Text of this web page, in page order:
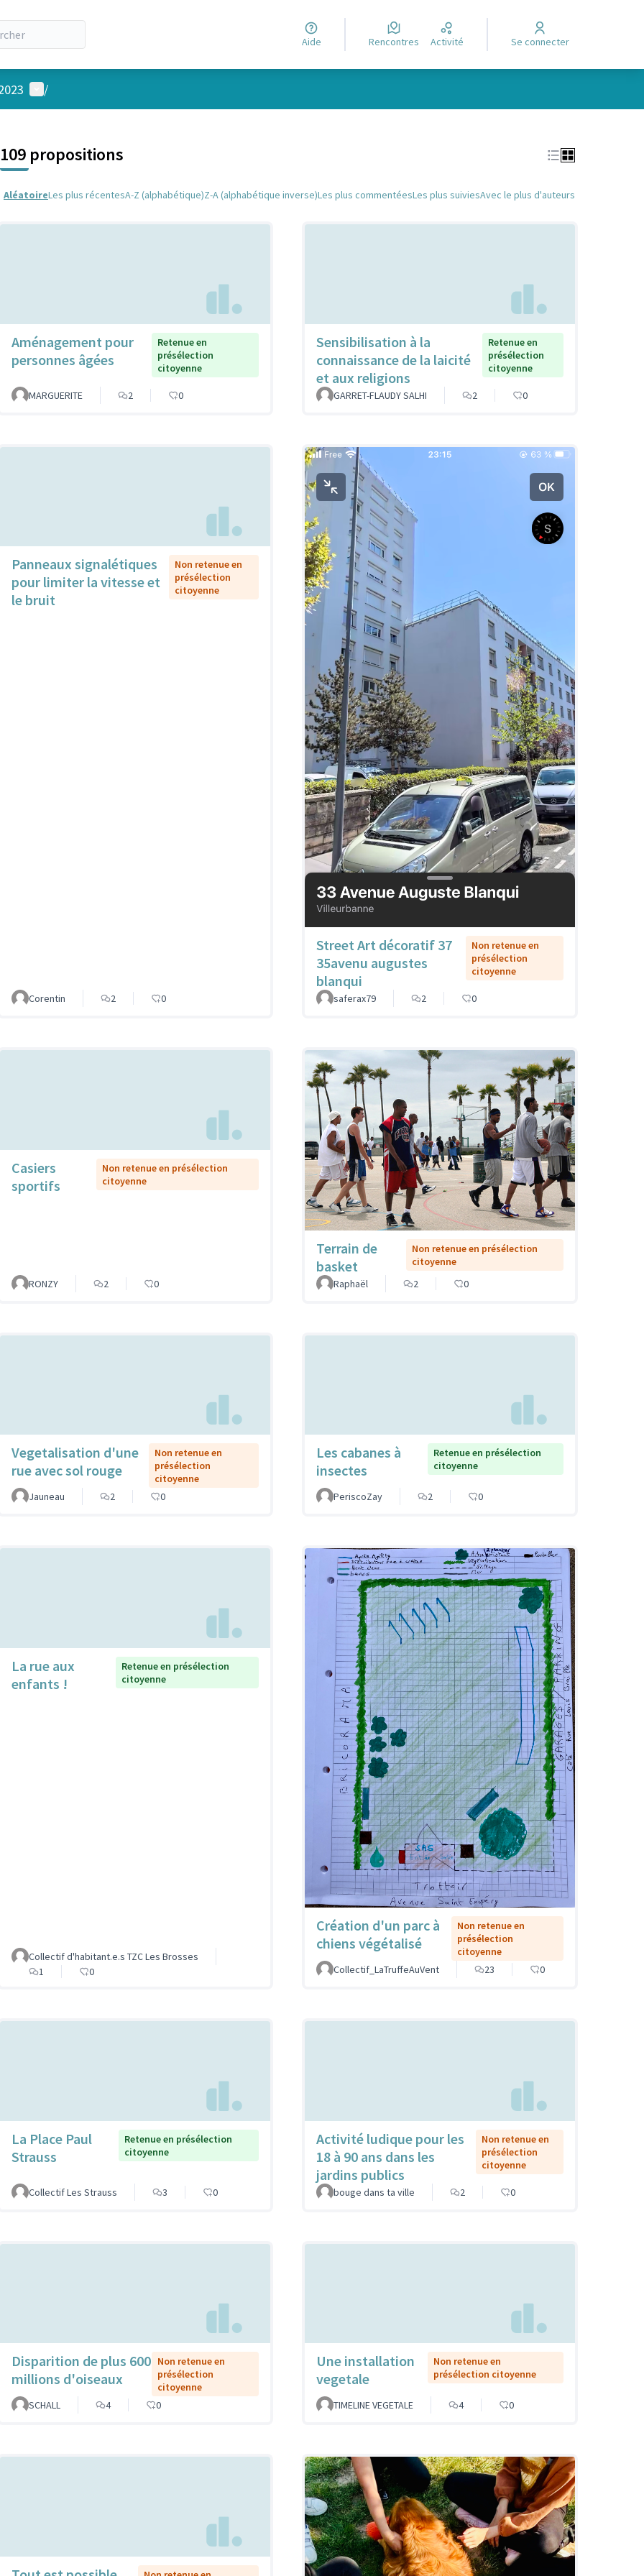
Aide Rencontres Activité Se connecter
Menu utilisateur
/
109 propositions
AléatoireLes plus récentesA-Z (alphabétique)Z-A (alphabétique inverse)Les plus commentéesLes plus suiviesAvec le plus d'auteurs
Aménagement pour
personnes âgées
Retenue en
présélection
citoyenne
MARGUERITE 2 0
Sensibilisation à la
connaissance de la laicité
et aux religions
Retenue en
présélection
citoyenne
GARRET-FLAUDY SALHI 2 0
Panneaux signalétiques
pour limiter la vitesse et
le bruit
Non retenue en
présélection
citoyenne
Corentin 2 0
Street Art décoratif 37
35avenu augustes
blanqui
Non retenue en
présélection
citoyenne
saferax79 2 0
Casiers
sportifs
Non retenue en présélection
citoyenne
RONZY 2 0
Terrain de
basket
Non retenue en présélection
citoyenne
Raphaël
2 0
Vegetalisation d'une
rue avec sol rouge
Non retenue en
présélection
citoyenne
Jauneau
2 0
Les cabanes à
insectes
Retenue en présélection
citoyenne
PeriscoZay 2 0
La rue aux
enfants !
Retenue en présélection
citoyenne
Collectif d'habitant.e.s TZC Les Brosses
1
0
Création d'un parc à
chiens végétalisé
Non retenue en
présélection
citoyenne
Collectif_LaTruffeAuVent
23 0
La Place Paul
Strauss
Retenue en présélection
citoyenne
Collectif Les Strauss 3 0
Activité ludique pour les
18 à 90 ans dans les
jardins publics
Non retenue en
présélection
citoyenne
bouge dans ta ville 2 0
Disparition de plus 600
millions d'oiseaux
Non retenue en
présélection
citoyenne
SCHALL
4 0
Une installation
vegetale
Non retenue en
présélection citoyenne
TIMELINE VEGETALE 4 0